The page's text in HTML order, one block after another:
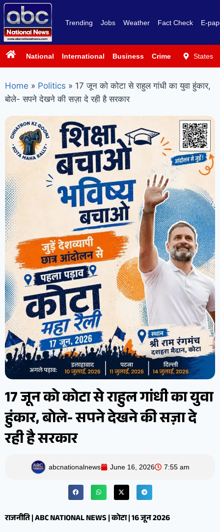
Trending Jobs Weather Fact Check E-
National International Business Crime PoliticsStates
Home » Politics » 17 जून को कोटा से राहुल गांधी का युवा हुंकार,
बोले- सपने देखने की सज़ा दे रही है सरकार
17 जून को कोटा से राहुल गांधी का युवा
हुंकार, बोले- सपने देखने की सज़ा दे
रही है सरकार
abcnationalnews June 16, 2026 7:55 am
राजनीति | ABC NATIONAL NEWS | कोटा | 16 जून 2026